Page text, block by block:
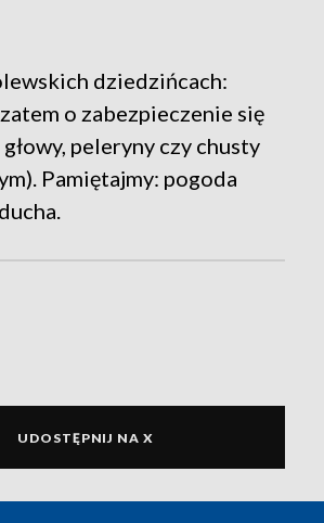
dziedzińcach:
o zabezpieczenie się
peleryny czy chusty
Pamiętajmy: pogoda
UDOSTĘPNIJ NA X